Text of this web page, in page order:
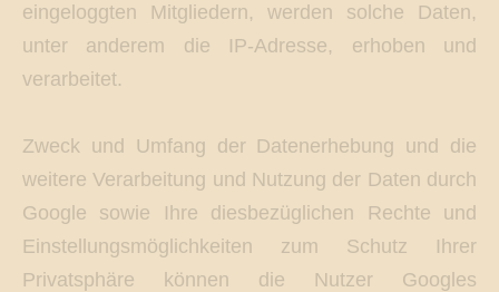
eingeloggten Mitgliedern, werden solche Daten,
unter anderem die IP-Adresse, erhoben und
verarbeitet.
Zweck und Umfang der Datenerhebung und die
weitere Verarbeitung und Nutzung der Daten durch
Google sowie Ihre diesbezüglichen Rechte und
Einstellungsmöglichkeiten zum Schutz Ihrer
Privatsphäre können die Nutzer Googles